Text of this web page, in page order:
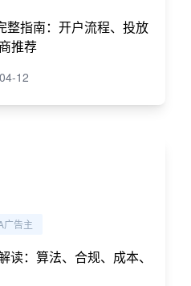
整指南：开户流程、投放
推荐
12
广告主
读：算法、合规、成本、